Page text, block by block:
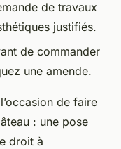
de travaux
justifiés.
de commander
une amende.
de faire
: une pose
droit à